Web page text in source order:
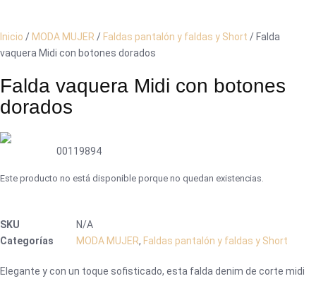
Inicio / MODA MUJER / Faldas pantalón y faldas y Short / Falda
vaquera Midi con botones dorados
Falda vaquera Midi con botones
dorados
00119894
Este producto no está disponible porque no quedan existencias.
SKU
N/A
Categorías
MODA MUJER, Faldas pantalón y faldas y Short
Elegante y con un toque sofisticado, esta falda denim de corte midi